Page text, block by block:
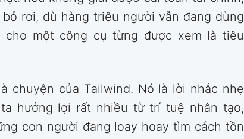
rơi, dù hàng triệu người vẫn đang dùng
một công cụ từng được xem là tiêu
chuyện của Tailwind. Nó là lời nhắc nhẹ
hưởng lợi rất nhiều từ trí tuệ nhân tạo,
con người đang loay hoay tìm cách tồn